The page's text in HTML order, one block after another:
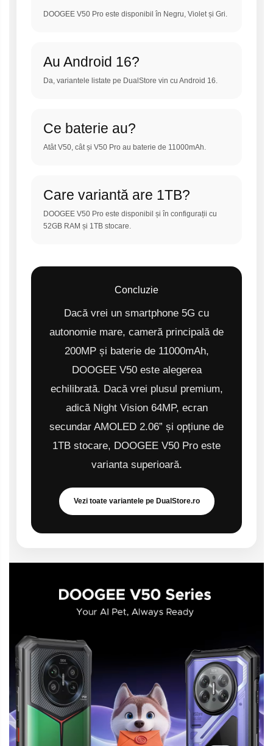
DOOGEE V50 Pro este disponibil în Negru, Violet și Gri.
Au Android 16?
Da, variantele listate pe DualStore vin cu Android 16.
Ce baterie au?
Atât V50, cât și V50 Pro au baterie de 11000mAh.
Care variantă are 1TB?
DOOGEE V50 Pro este disponibil și în configurații cu
52GB RAM și 1TB stocare.
Concluzie
Dacă vrei un smartphone 5G cu
autonomie mare, cameră principală de
200MP și baterie de 11000mAh,
DOOGEE V50 este alegerea
echilibrată. Dacă vrei plusul premium,
adică Night Vision 64MP, ecran
secundar AMOLED 2.06” și opțiune de
1TB stocare, DOOGEE V50 Pro este
varianta superioară.
Vezi toate variantele pe DualStore.ro